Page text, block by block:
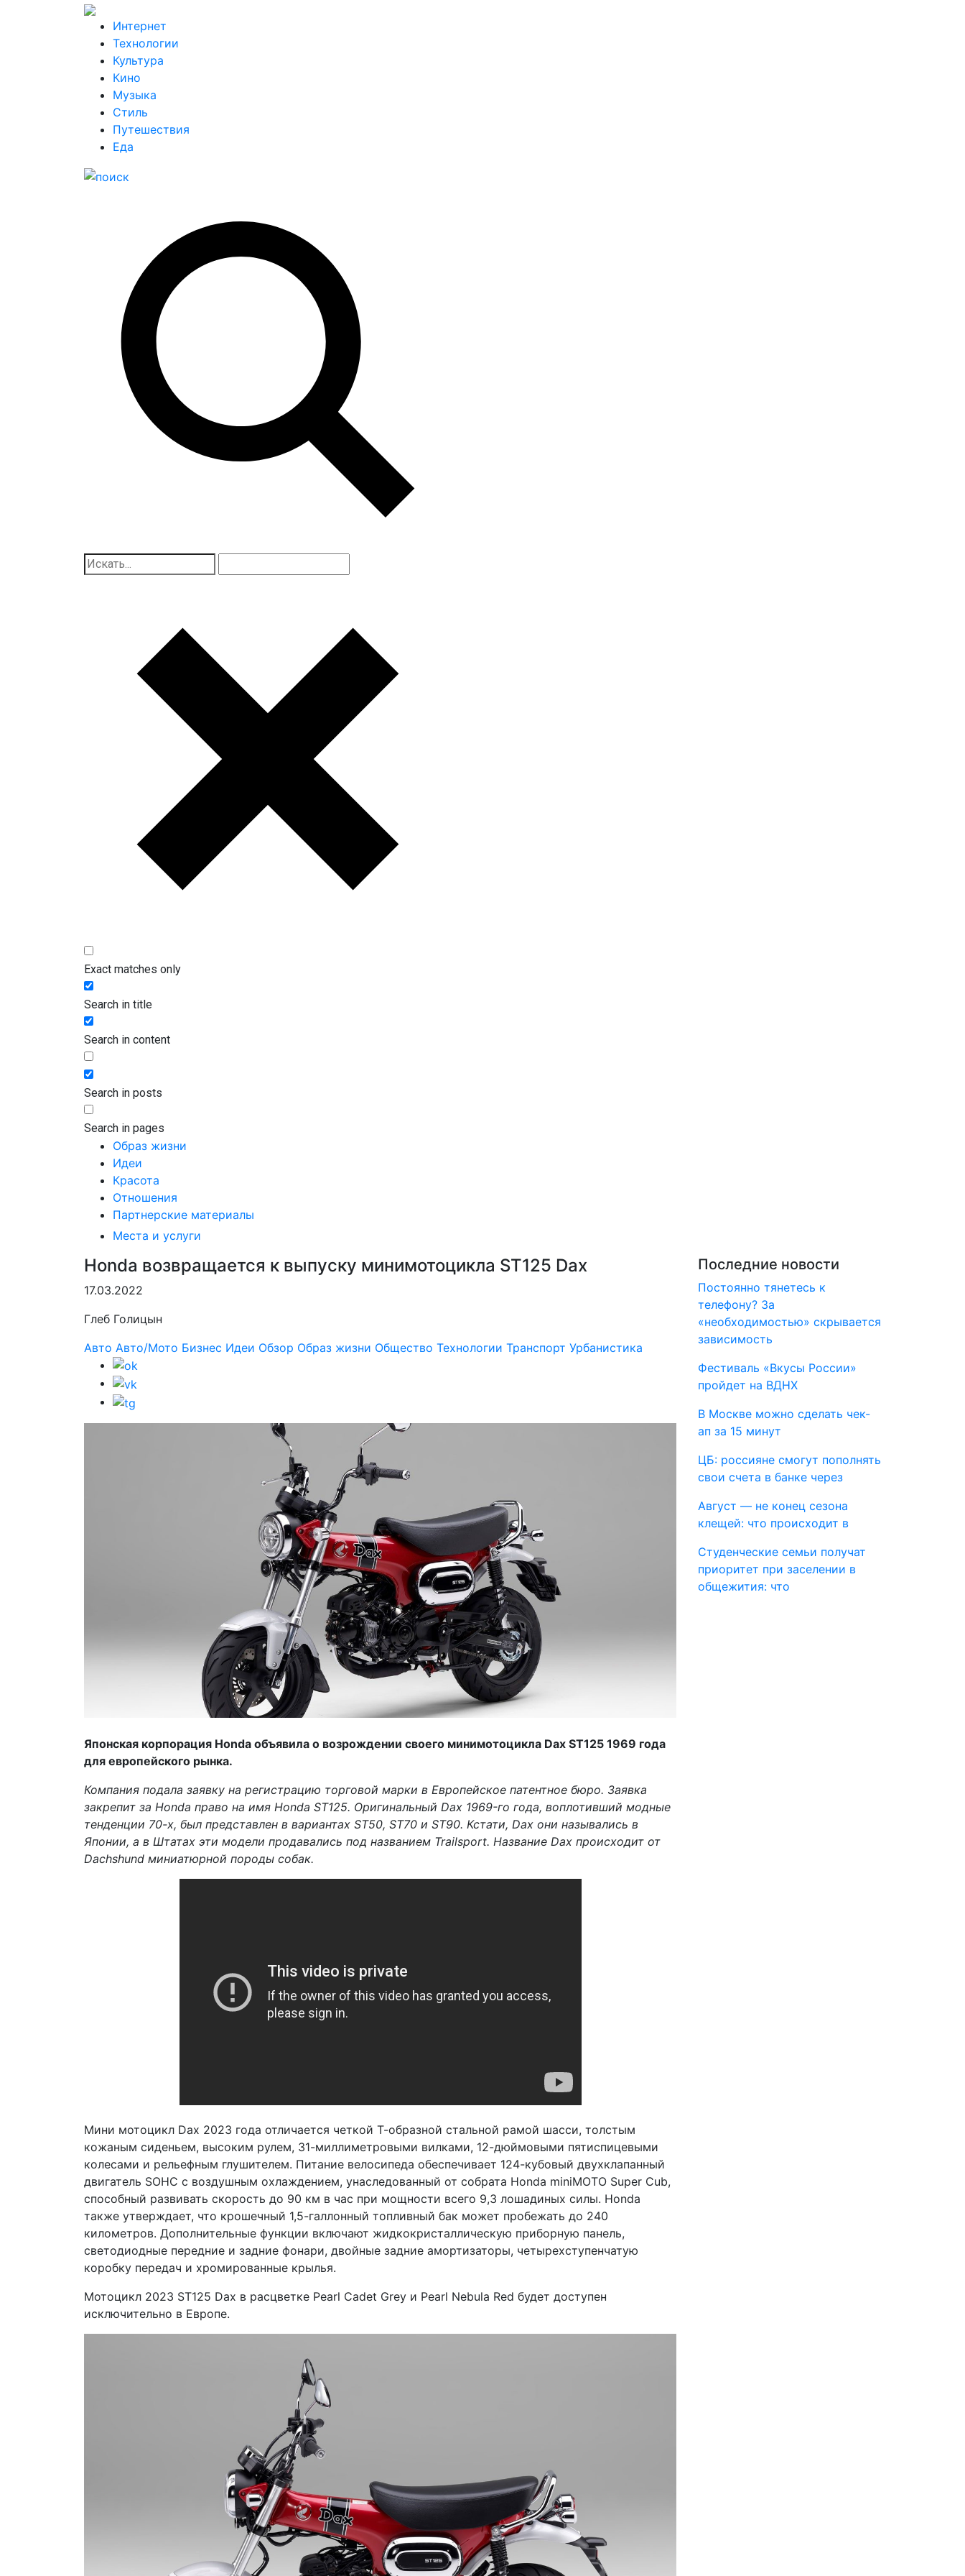
Интернет
Технологии
Культура
Кино
Музыка
Стиль
Путешествия
Еда
Exact matches only
Search in title
Search in content
Search in posts
Search in pages
Образ жизни
Идеи
Красота
Отношения
Партнерские материалы
Места и услуги
Honda возвращается к выпуску минимотоцикла ST125 Dax
17.03.2022
Глеб Голицын
Авто Авто/Мото Бизнес Идеи Обзор Образ жизни Общество Технологии Транспорт Урбанистика
Японская корпорация Honda объявила о возрождении своего минимотоцикла Dax ST125 1969 года
для европейского рынка.
Компания подала заявку на регистрацию торговой марки в Европейское патентное бюро. Заявка
закрепит за Honda право на имя Honda ST125. Оригинальный Dax 1969-го года, воплотивший модные
тенденции 70-х, был представлен в вариантах ST50, ST70 и ST90. Кстати, Dax они назывались в
Японии, а в Штатах эти модели продавались под названием Trailsport. Название Dax происходит от
Dachshund миниатюрной породы собак.
Мини мотоцикл Dax 2023 года отличается четкой Т-образной стальной рамой шасси, толстым
кожаным сиденьем, высоким рулем, 31-миллиметровыми вилками, 12-дюймовыми пятиспицевыми
колесами и рельефным глушителем. Питание велосипеда обеспечивает 124-кубовый двухклапанный
двигатель SOHC с воздушным охлаждением, унаследованный от собрата Honda miniMOTO Super Cub,
способный развивать скорость до 90 км в час при мощности всего 9,3 лошадиных силы. Honda
также утверждает, что крошечный 1,5-галлонный топливный бак может пробежать до 240
километров. Дополнительные функции включают жидкокристаллическую приборную панель,
светодиодные передние и задние фонари, двойные задние амортизаторы, четырехступенчатую
коробку передач и хромированные крылья.
Мотоцикл 2023 ST125 Dax в расцветке Pearl Cadet Grey и Pearl Nebula Red будет доступен
исключительно в Европе.
Последние новости
Постоянно тянетесь к
телефону? За
«необходимостью» скрывается
зависимость
Фестиваль «Вкусы России»
пройдет на ВДНХ
В Москве можно сделать чек-
ап за 15 минут
ЦБ: россияне смогут пополнять
свои счета в банке через
Август — не конец сезона
клещей: что происходит в
Студенческие семьи получат
приоритет при заселении в
общежития: что